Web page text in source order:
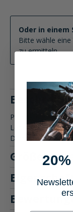
Oder in einem
Bitte wähle
zu ermitteln
Lederjacke -
Damen